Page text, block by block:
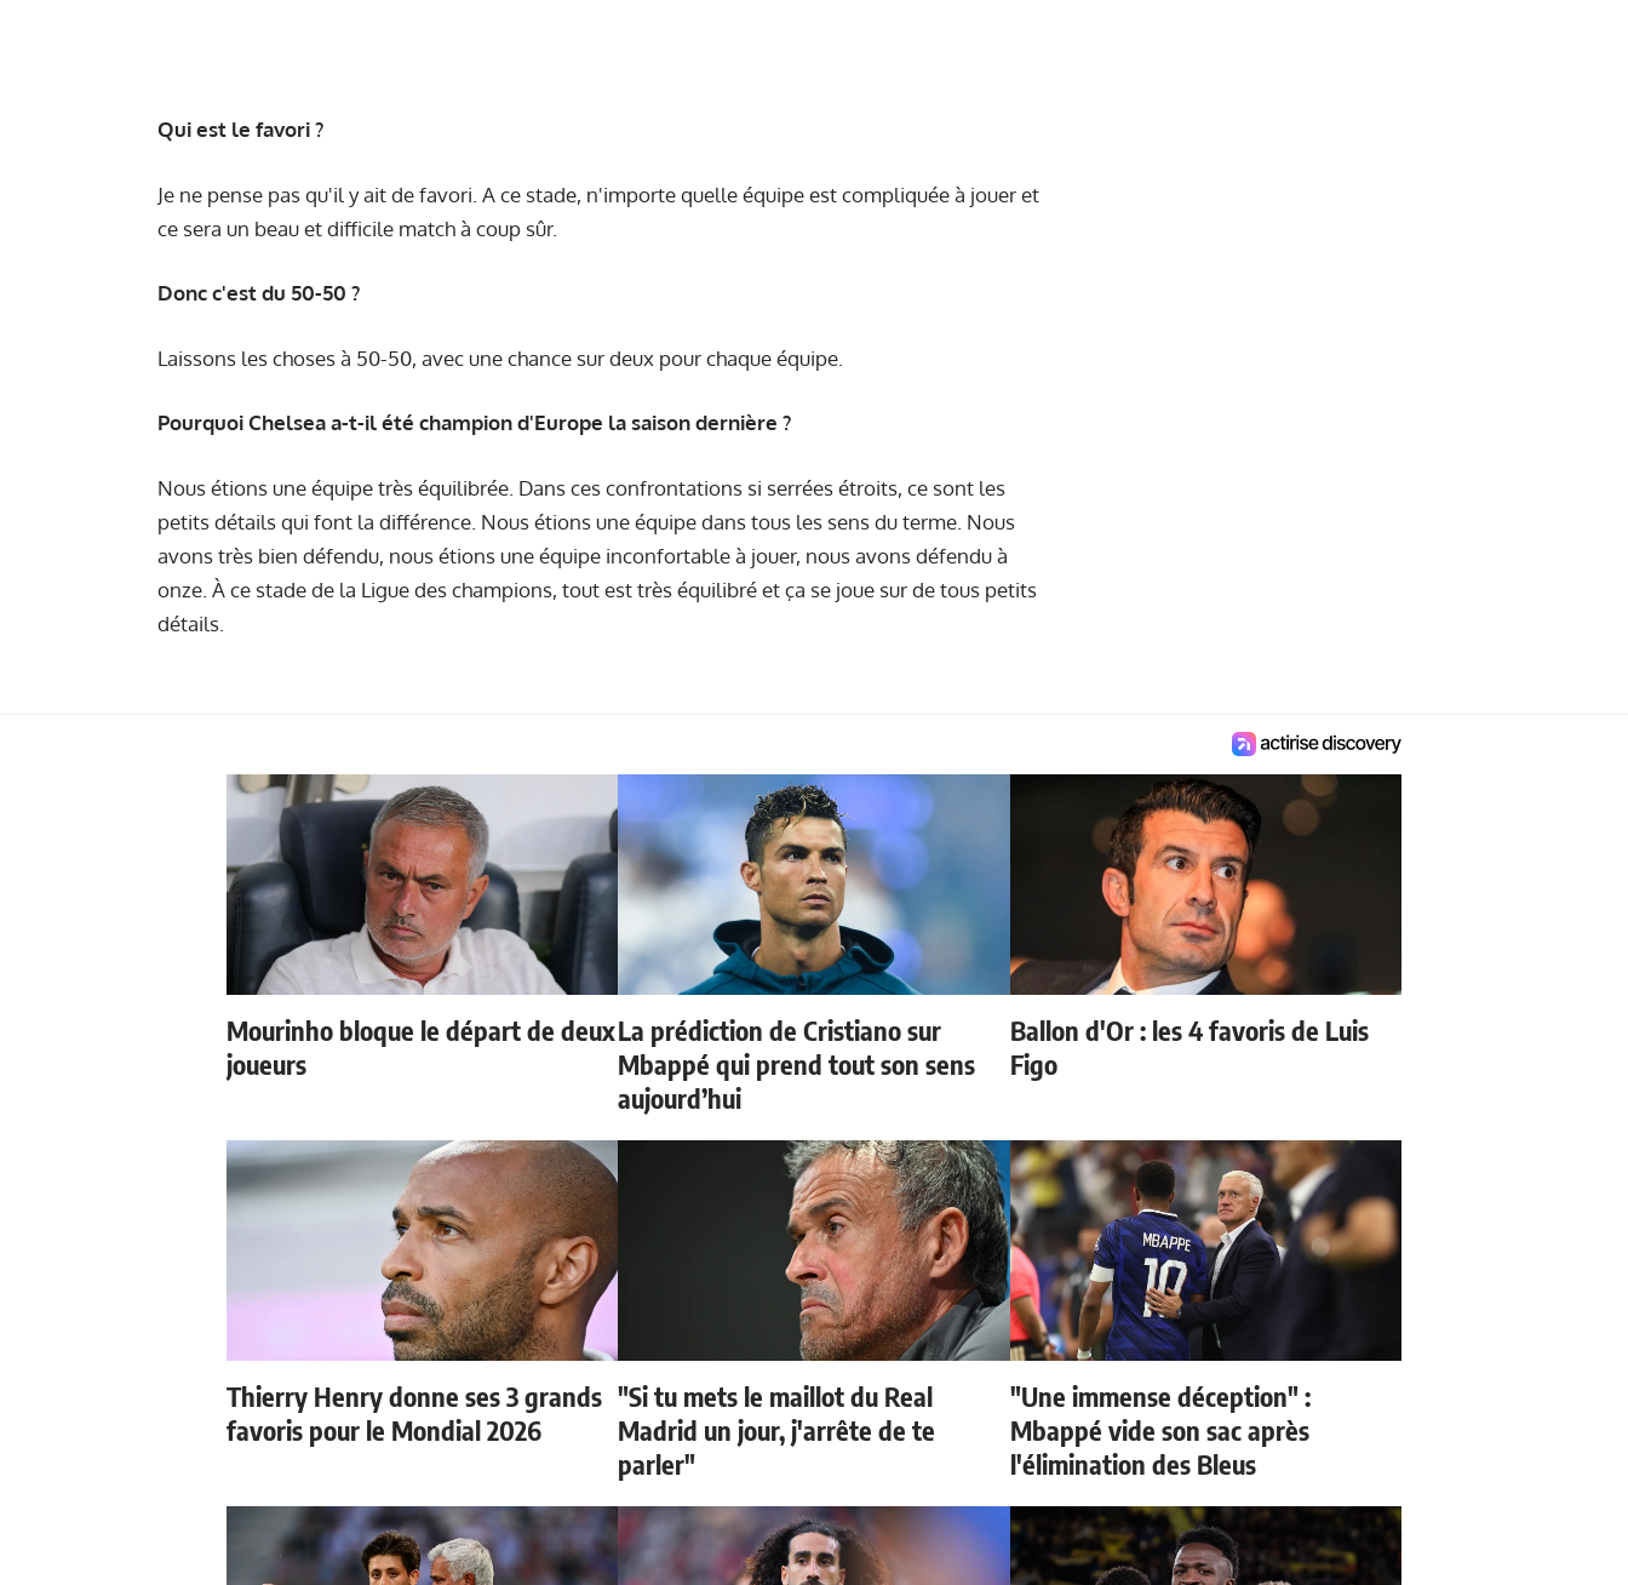
Qui est le favori ?
Je ne pense pas qu'il y ait de favori. A ce stade, n'importe quelle équipe est compliquée à jouer et
ce sera un beau et difficile match à coup sûr.
Donc c'est du 50-50 ?
Laissons les choses à 50-50, avec une chance sur deux pour chaque équipe.
Pourquoi Chelsea a-t-il été champion d'Europe la saison dernière ?
Nous étions une équipe très équilibrée. Dans ces confrontations si serrées étroits, ce sont les
petits détails qui font la différence. Nous étions une équipe dans tous les sens du terme. Nous
avons très bien défendu, nous étions une équipe inconfortable à jouer, nous avons défendu à
onze. À ce stade de la Ligue des champions, tout est très équilibré et ça se joue sur de tous petits
détails.
Mourinho bloque le départ de deux
joueurs
La prédiction de Cristiano sur
Mbappé qui prend tout son sens
aujourd’hui
Ballon d'Or : les 4 favoris de Luis
Figo
Thierry Henry donne ses 3 grands
favoris pour le Mondial 2026
"Si tu mets le maillot du Real
Madrid un jour, j'arrête de te
parler"
"Une immense déception" :
Mbappé vide son sac après
l'élimination des Bleus